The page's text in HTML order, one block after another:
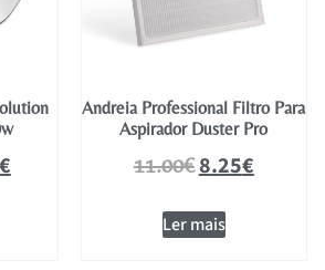
Andreia Professional Filtro Para
Aspirador Duster Pro
11.00€8.25€
Ler mais